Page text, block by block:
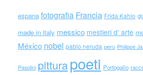
espana fotografia Francia Frida Kahlo
made in italy messico mestieri d' arte
México nobel pablo neruda perù Philippe
Pasolini pitturapoeti Portogallo